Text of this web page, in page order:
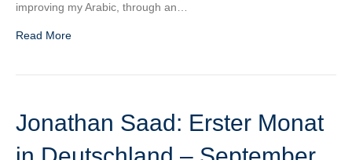
improving my Arabic, through an…
Read More
Jonathan Saad: Erster Monat